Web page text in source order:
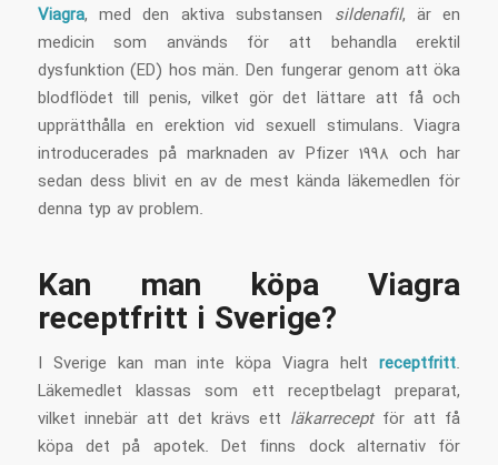
Viagra, med den aktiva substansen sildenafil, är en
medicin som används för att behandla erektil
dysfunktion (ED) hos män. Den fungerar genom att öka
blodflödet till penis, vilket gör det lättare att få och
upprätthålla en erektion vid sexuell stimulans. Viagra
introducerades på marknaden av Pfizer 1998 och har
sedan dess blivit en av de mest kända läkemedlen för
denna typ av problem.
Kan man köpa Viagra
receptfritt i Sverige?
I Sverige kan man inte köpa Viagra heltreceptfritt.
Läkemedlet klassas som ett receptbelagt preparat,
vilket innebär att det krävs ett läkarreceptför att få
köpa det på apotek. Det finns dock alternativ för